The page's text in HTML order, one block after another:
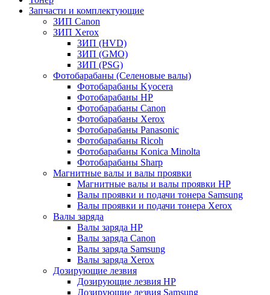
Запчасти и комплектующие
ЗИП Canon
ЗИП Xerox
ЗИП (HVD)
ЗИП (GMO)
ЗИП (PSG)
Фотобарабаны (Селеновые валы)
Фотобарабаны Kyocera
Фотобарабаны HP
Фотобарабаны Canon
Фотобарабаны Xerox
Фотобарабаны Panasonic
Фотобарабаны Ricoh
Фотобарабаны Konica Minolta
Фотобарабаны Sharp
Магнитные валы и валы проявки
Магнитные валы и валы проявки HP
Валы проявки и подачи тонера Samsung
Валы проявки и подачи тонера Xerox
Валы заряда
Валы заряда HP
Валы заряда Canon
Валы заряда Samsung
Валы заряда Xerox
Дозирующие лезвия
Дозирующие лезвия HP
Дозирующие лезвия Samsung